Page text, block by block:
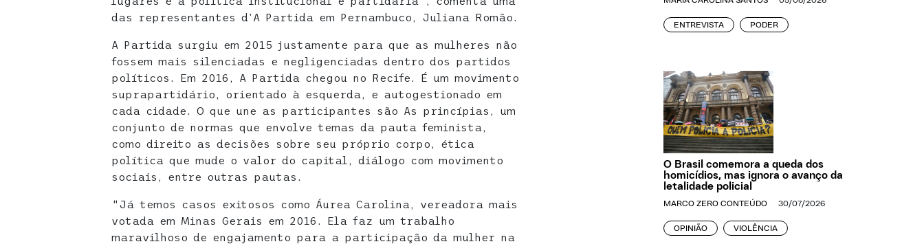
das representantes d’A Partida em Pernambuco, Juliana Romão.
A Partida surgiu em 2015 justamente para que as mulheres não
fossem mais silenciadas e negligenciadas dentro dos partidos
políticos. Em 2016, A Partida chegou no Recife. É um movimento
suprapartidário, orientado à esquerda, e autogestionado em
cada cidade. O que une as participantes são As princípias, um
conjunto de normas que envolve temas da pauta feminista,
como direito as decisões sobre seu próprio corpo, ética
política que mude o valor do capital, diálogo com movimento
sociais, entre outras pautas.
“Já temos casos exitosos como Áurea Carolina, vereadora mais
votada em Minas Gerais em 2016. Ela faz um trabalho
maravilhoso de engajamento para a participação da mulher na
ENTREVISTA PODER
O Brasil comemora a queda dos
homicídios, mas ignora o avanço da
letalidade policial
MARCO ZERO CONTEÚDO 30/07/2026
OPINIÃO VIOLÊNCIA